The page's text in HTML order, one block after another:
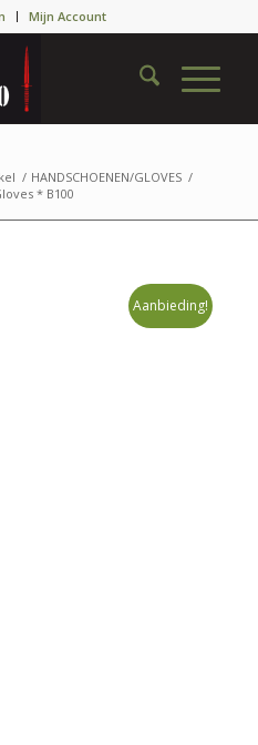
Mijn Account
/ HANDSCHOENEN/GLOVES /
* B100
Aanbieding!